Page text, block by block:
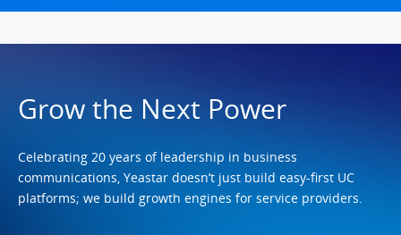
Grow the Next Power
Celebrating 20 years of leadership in business
communications, Yeastar doesn’t just build easy-first UC
platforms; we build growth engines for service providers.